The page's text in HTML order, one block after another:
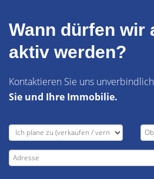
Wann dürfen wir
aktiv werden?
Kontaktieren Sie uns
Sie und Ihre Immobilie.